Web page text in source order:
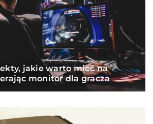
jakie warto mieć na
monitor dla gracza